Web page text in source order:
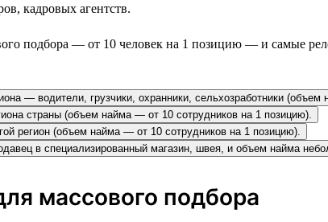
кадровых агентств.
подбора — от 10 человек на 1 позицию — и самые
— водители, грузчики, охранники, сельхозработники
страны (объем найма — от 10 сотрудников на 1 позицию).
регион (объем найма — от 10 сотрудников на 1 позицию).
в специализированный магазин, швея, и объем найма
массового подбора